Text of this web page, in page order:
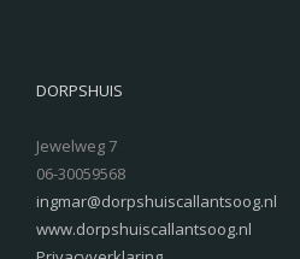
DORPSHUIS
Jewelweg 7
06-30059568
ingmar@dorpshuiscallantsoog.nl
www.dorpshuiscallantsoog.nl